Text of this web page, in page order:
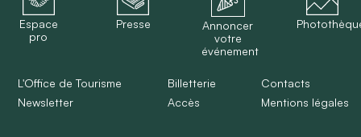
Espace
pro
Presse
Annoncer
votre
événement
L'Office de Tourisme
Newsletter
Billetterie
Accès
Contacts
Mentions légales